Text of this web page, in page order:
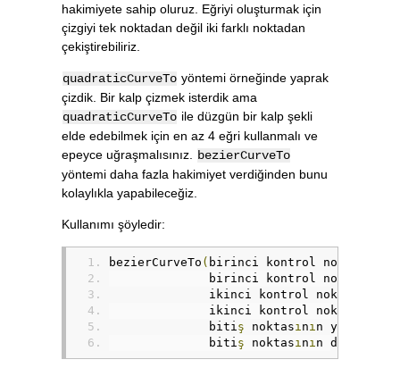
hakimiyete sahip oluruz. Eğriyi oluşturmak için
çizgiyi tek noktadan değil iki farklı noktadan
çekiştirebiliriz.
quadraticCurveTo yöntemi örneğinde yaprak
çizdik. Bir kalp çizmek isterdik ama
quadraticCurveTo ile düzgün bir kalp şekli
elde edebilmek için en az 4 eğri kullanmalı ve
epeyce uğraşmalısınız.
bezierCurveTo
yöntemi daha fazla hakimiyet verdiğinden bunu
kolaylıkla yapabileceğiz.
Kullanımı şöyledir:
bezierCurveTo ( birinci kontrol noktas
              birinci kontrol noktas
              ikinci kontrol noktas
              ikinci kontrol noktas
              biti
ş noktası nı n yatay
              biti
ş noktası nı n dikey